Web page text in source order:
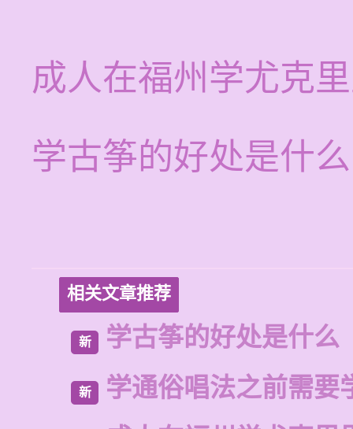
成人在福州学尤克
学古筝的好处是什么
相关文章推荐
新 学古筝的好处是什么
新
学通俗唱法之前需要